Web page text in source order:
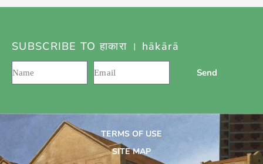
SUBSCRIBE TO हाकारा । hākārā
Send
TERMS OF USE
SITE MAP